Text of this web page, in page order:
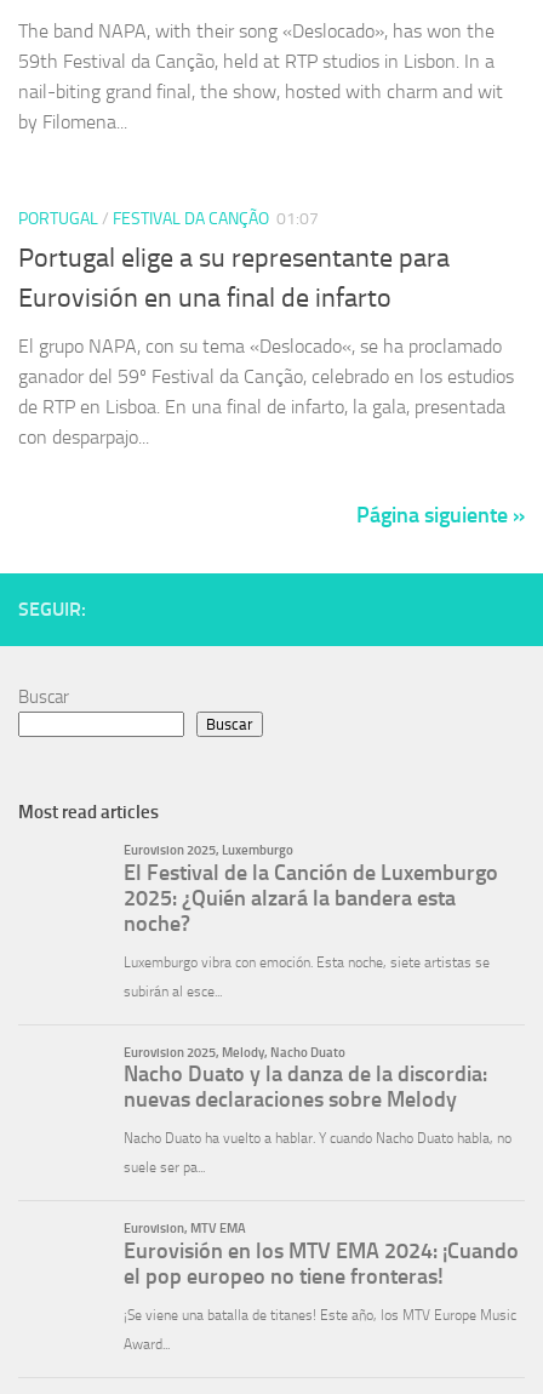
The band NAPA, with their song «Deslocado», has won the
59th Festival da Canção, held at RTP studios in Lisbon. In a
nail-biting grand final, the show, hosted with charm and wit
by Filomena...
PORTUGAL/ FESTIVAL DA CANÇÃO 01:07
Portugal elige a su representante para
Eurovisión en una final de infarto
El grupo NAPA, con su tema «Deslocado«, se ha proclamado
ganador del 59º Festival da Canção, celebrado en los estudios
de RTP en Lisboa. En una final de infarto, la gala, presentada
con desparpajo...
Página siguiente »
SEGUIR:
Buscar
Buscar
Most read articles